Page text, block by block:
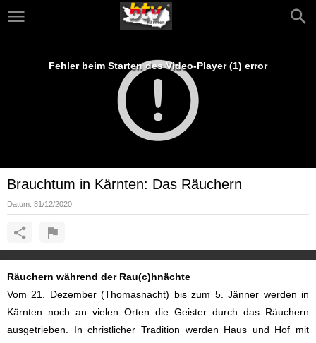
Fehler beim Starten des Video-Player (1) error
Brauchtum in Kärnten: Das Räuchern
Datum: 31/12/2020
Räuchern während der Rau(c)hnächte
Vom 21. Dezember (Thomasnacht) bis zum 5. Jänner werden in
Kärnten noch an vielen Orten die Geister durch das Räuchern
ausgetrieben. In christlicher Tradition werden Haus und Hof mit